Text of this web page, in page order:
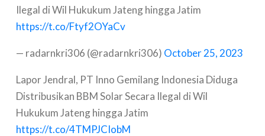
Ilegal di Wil Hukukum Jateng hingga Jatim
https://t.co/Ftyf2OYaCv
— radarnkri306 (@radarnkri306) October 25, 2023
Lapor Jendral, PT Inno Gemilang Indonesia Diduga
Distribusikan BBM Solar Secara Ilegal di Wil
Hukukum Jateng hingga Jatim
https://t.co/4TMPJCIobM